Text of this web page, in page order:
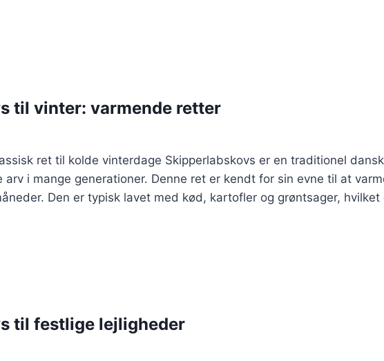
til vinter: varmende retter
ret til kolde vinterdage Skipperlabskovs er en traditionel
arv i mange generationer. Denne ret er kendt for sin evne til at
Den er typisk lavet med kød, kartofler og grøntsager, hvilket
til festlige lejligheder